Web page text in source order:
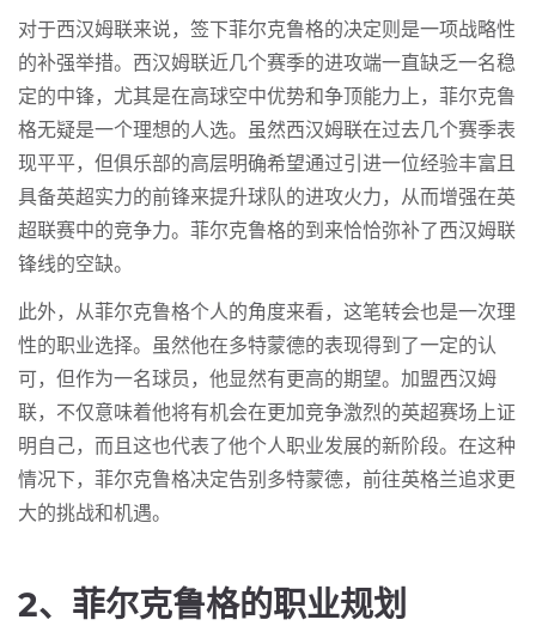
对于西汉姆联来说，签下菲尔克鲁格的决定则是一项战略性
的补强举措。西汉姆联近几个赛季的进攻端一直缺乏一名稳
定的中锋，尤其是在高球空中优势和争顶能力上，菲尔克鲁
格无疑是一个理想的人选。虽然西汉姆联在过去几个赛季表
现平平，但俱乐部的高层明确希望通过引进一位经验丰富且
具备英超实力的前锋来提升球队的进攻火力，从而增强在英
超联赛中的竞争力。菲尔克鲁格的到来恰恰弥补了西汉姆联
锋线的空缺。
此外，从菲尔克鲁格个人的角度来看，这笔转会也是一次理
性的职业选择。虽然他在多特蒙德的表现得到了一定的认
可，但作为一名球员，他显然有更高的期望。加盟西汉姆
联，不仅意味着他将有机会在更加竞争激烈的英超赛场上证
明自己，而且这也代表了他个人职业发展的新阶段。在这种
情况下，菲尔克鲁格决定告别多特蒙德，前往英格兰追求更
大的挑战和机遇。
2、菲尔克鲁格的职业规划